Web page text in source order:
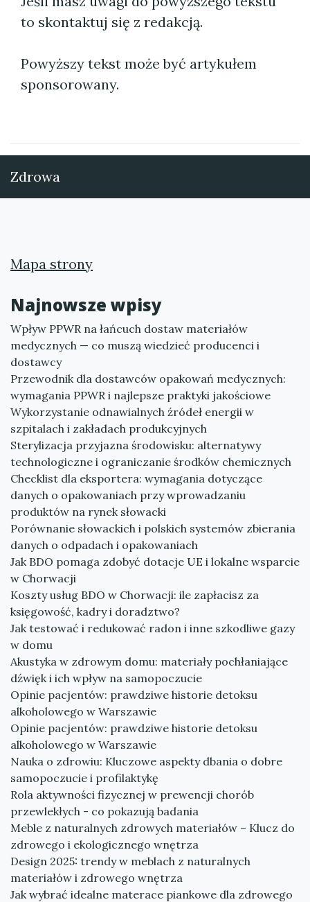
to skontaktuj się z redakcją.
Powyższy tekst może być artykułem
sponsorowany.
Zdrowa
Mapa strony
Najnowsze wpisy
Wpływ PPWR na łańcuch dostaw materiałów
medycznych — co muszą wiedzieć producenci i
dostawcy
Przewodnik dla dostawców opakowań medycznych:
wymagania PPWR i najlepsze praktyki jakościowe
Wykorzystanie odnawialnych źródeł energii w
szpitalach i zakładach produkcyjnych
Sterylizacja przyjazna środowisku: alternatywy
technologiczne i ograniczanie środków chemicznych
Checklist dla eksportera: wymagania dotyczące
danych o opakowaniach przy wprowadzaniu
produktów na rynek słowacki
Porównanie słowackich i polskich systemów zbierania
danych o odpadach i opakowaniach
Jak BDO pomaga zdobyć dotacje UE i lokalne wsparcie
w Chorwacji
Koszty usług BDO w Chorwacji: ile zapłacisz za
księgowość, kadry i doradztwo?
Jak testować i redukować radon i inne szkodliwe gazy
w domu
Akustyka w zdrowym domu: materiały pochłaniające
dźwięk i ich wpływ na samopoczucie
Opinie pacjentów: prawdziwe historie detoksu
alkoholowego w Warszawie
Opinie pacjentów: prawdziwe historie detoksu
alkoholowego w Warszawie
Nauka o zdrowiu: Kluczowe aspekty dbania o dobre
samopoczucie i profilaktykę
Rola aktywności fizycznej w prewencji chorób
przewlekłych - co pokazują badania
Meble z naturalnych zdrowych materiałów – Klucz do
zdrowego i ekologicznego wnętrza
Design 2025: trendy w meblach z naturalnych
materiałów i zdrowego wnętrza
Jak wybrać idealne materace piankowe dla zdrowego